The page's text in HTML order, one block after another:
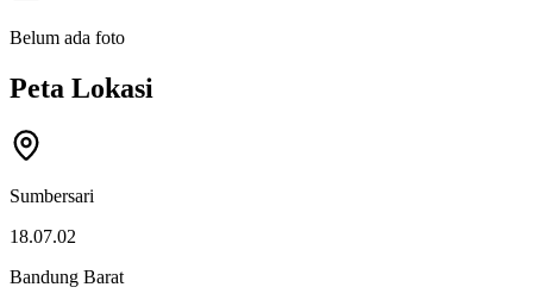
Belum ada foto
Peta Lokasi
Sumbersari
18.07.02
Bandung Barat